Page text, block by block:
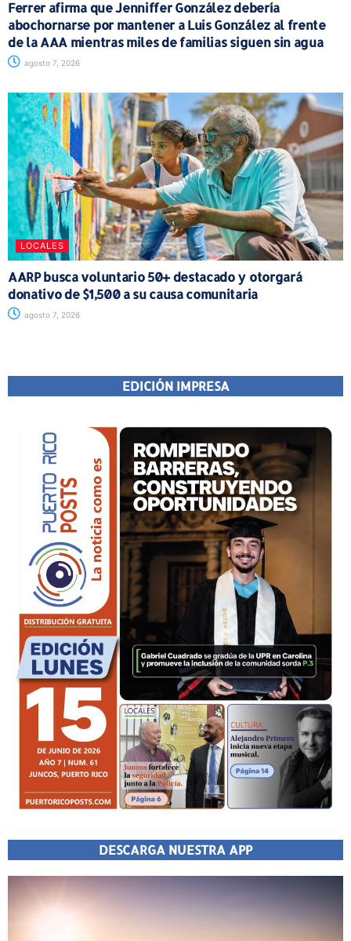
Ferrer afirma que Jenniffer González debería
abochornarse por mantener a Luis González al frente
de la AAA mientras miles de familias siguen sin agua
agosto 7, 2026
LOCALES
AARP busca voluntario 50+ destacado y otorgará
donativo de $1,500 a su causa comunitaria
agosto 7, 2026
EDICIÓN IMPRESA
DESCARGA NUESTRA APP